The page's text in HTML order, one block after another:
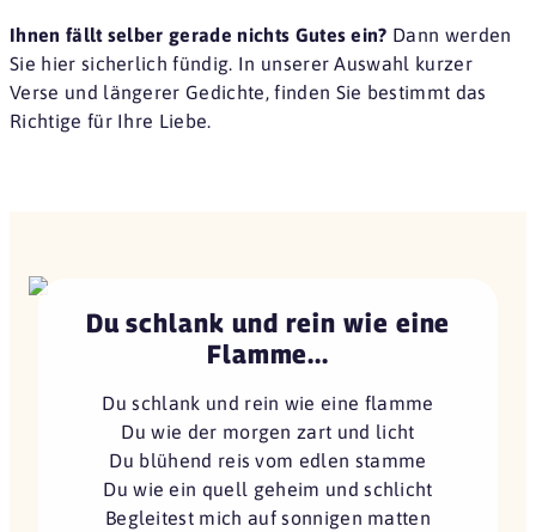
Ihnen fällt selber gerade nichts Gutes ein? Dann werden
Sie hier sicherlich fündig. In unserer Auswahl kurzer
Verse und längerer Gedichte, finden Sie bestimmt das
Richtige für Ihre Liebe.
Du schlank und rein wie eine
Flamme...
Du schlank und rein wie eine flamme
Du wie der morgen zart und licht
Du blühend reis vom edlen stamme
Du wie ein quell geheim und schlicht
Begleitest mich auf sonnigen matten